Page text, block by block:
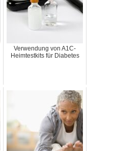
Verwendung von A1C-
Heimtestkits für Diabetes